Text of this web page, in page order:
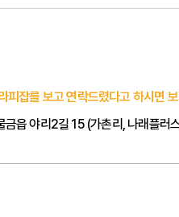
피잡를 보고 연락드렸다고 하시면
읍 야리2길 15 (가촌리, 나래플러